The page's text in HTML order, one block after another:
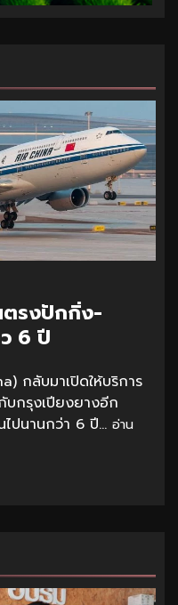
ตรงปักกิ่ง-
6 ปี
กลับมาเปิดให้บริการ
บกรุงเปียงยางอีก
ปนานกว่า 6 ปี... อ่าน